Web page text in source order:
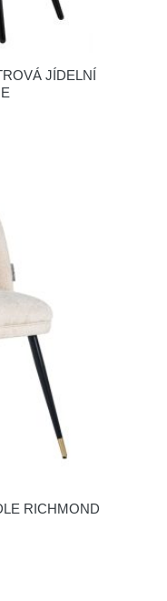
JÍDELNÍ
RICHMOND